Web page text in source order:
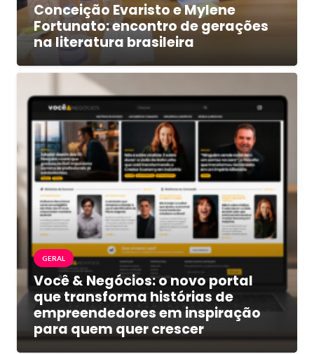
Conceição Evaristo e Mylene
Fortunato: encontro de gerações
na literatura brasileira
GERAL
Você & Negócios: o novo portal
que transforma histórias de
empreendedores em inspiração
para quem quer crescer